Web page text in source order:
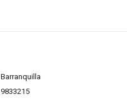
Barranquilla
9833215